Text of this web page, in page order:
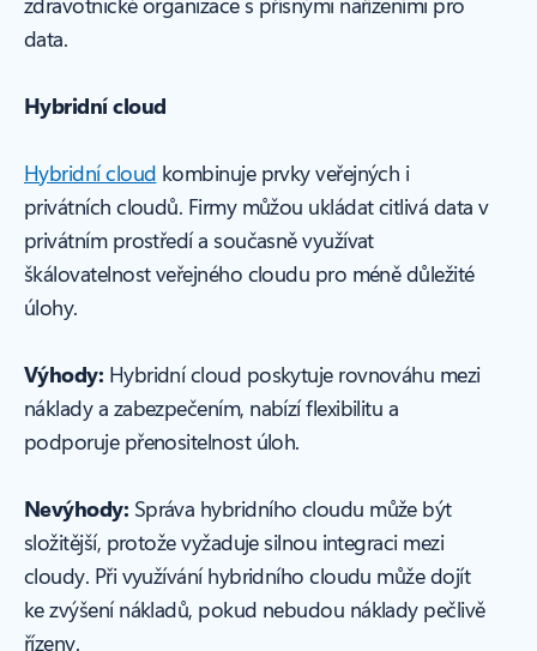
data.
Hybridní cloud
Hybridní cloud kombinuje prvky veřejných i
privátních cloudů. Firmy můžou ukládat citlivá data v
privátním prostředí a současně využívat
škálovatelnost veřejného cloudu pro méně důležité
úlohy.
Výhody: Hybridní cloud poskytuje rovnováhu mezi
náklady a zabezpečením, nabízí flexibilitu a
podporuje přenositelnost úloh.
Nevýhody: Správa hybridního cloudu může být
složitější, protože vyžaduje silnou integraci mezi
cloudy. Při využívání hybridního cloudu může dojít
ke zvýšení nákladů, pokud nebudou náklady pečlivě
řízeny.